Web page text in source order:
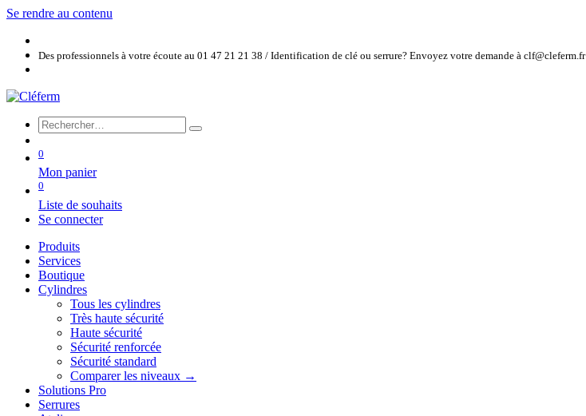
Se rendre au contenu
Des professionnels à votre écoute au 01 47 21 21 38 / Identification de clé ou serrure? Envoyez votre demande à clf@cleferm.fr
0
Mon panier
0
Liste de souhaits
Se connecter
Produits
Services
Boutique
Cylindres
Tous les cylindres
Très haute sécurité
Haute sécurité
Sécurité renforcée
Sécurité standard
Comparer les niveaux →
Solutions Pro
Serrures